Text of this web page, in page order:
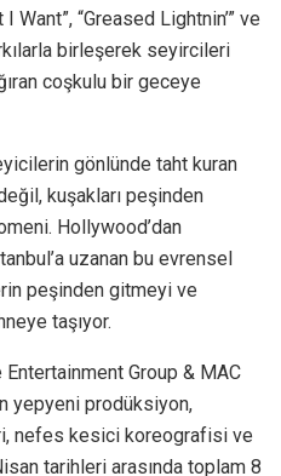
Want”, “Greased Lightnin’” ve
birleşerek seyircileri
coşkulu bir geceye
gönlünde taht kuran
kuşakları peşinden
Hollywood’dan
uzanan bu evrensel
peşinden gitmeyi ve
taşıyor.
Group & MAC
yepyeni prodüksiyon,
nefes kesici koreografisi ve
tarihleri arasında toplam 8